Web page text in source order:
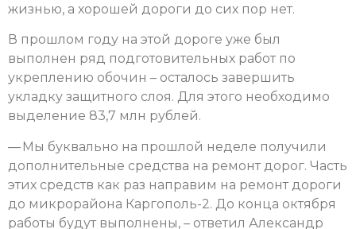
жизнью, а хорошей дороги до сих пор нет.
В прошлом году на этой дороге уже был
выполнен ряд подготовительных работ по
укреплению обочин – осталось завершить
укладку защитного слоя. Для этого необходимо
выделение 83,7 млн рублей.
— Мы буквально на прошлой неделе получили
дополнительные средства на ремонт дорог. Часть
этих средств как раз направим на ремонт дороги
до микрорайона Каргополь-2. До конца октября
работы будут выполнены, – ответил Александр